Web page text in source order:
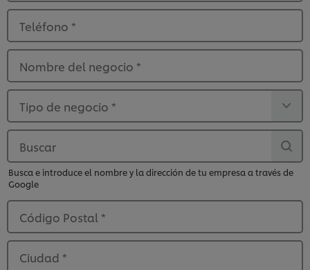
Teléfono *
Nombre del negocio *
Tipo de negocio *
Buscar
Busca e introduce el nombre y la dirección de tu empresa a través de
Google
Código Postal *
Ciudad *